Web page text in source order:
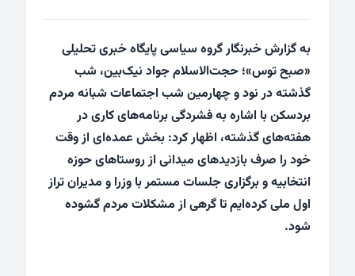
به گزارش خبرنگار گروه سیاسی پایگاه خبری تحلیلی
«صبح توس»؛ حجت‌الاسلام جواد نیک‌بین، شب
گذشته در نود و چهارمین شب اجتماعات شبانه مردم
بردسکن با اشاره به فشردگی برنامه‌های کاری در
هفته‌های گذشته، اظهار کرد: بخش عمده‌ای از وقت
خود را صرف بازدیدهای میدانی از روستاهای حوزه
انتخابیه و برگزاری جلسات مستمر با وزرا و مدیران تراز
اول ملی کرده‌ایم تا گرهی از مشکلات مردم گشوده
شود.